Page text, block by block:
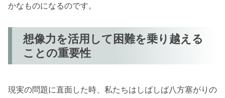
かなものになるのです。
想像力を活用して困難を乗り越える
ことの重要性
現実の問題に直面した時、私たちはしばしば八方塞がりの